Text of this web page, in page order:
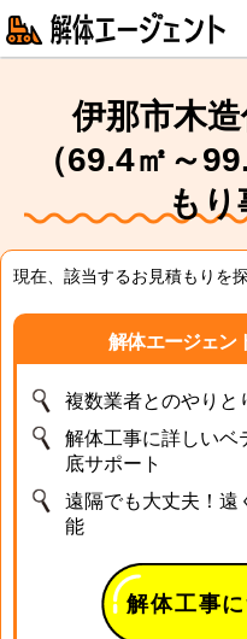
伊那市木
（69.4㎡～
もり
現在、該当するお見積もりを
解体エージェン
複数業者とのやりと
解体工事に詳しいベ
底サポート
遠隔でも大丈夫！遠
能
解体工事